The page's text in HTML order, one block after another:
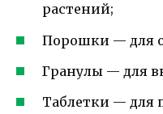
растений;
Порошки — для
Гранулы — для
Таблетки — для